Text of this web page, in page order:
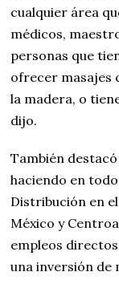
cualquier área
médicos,
personas que
ofrecer masajes
la madera, o
dijo.
También
haciendo en
Distribución en
México y
empleos
una inversión de